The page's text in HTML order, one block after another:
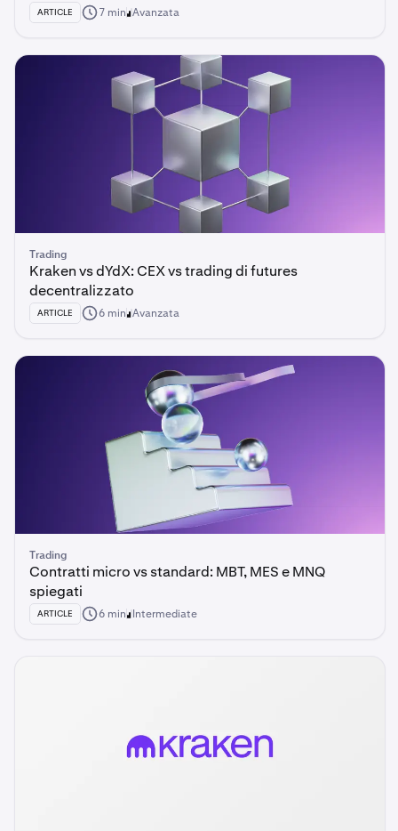
ARTICLE 7 min Avanzata
Trading
Kraken vs dYdX: CEX vs trading di futures
decentralizzato
ARTICLE 6 min Avanzata
Trading
Contratti micro vs standard: MBT, MES e MNQ
spiegati
ARTICLE 6 min Intermediate